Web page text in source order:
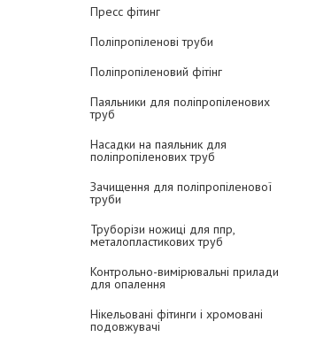
Пресс фітинг
Поліпропіленові труби
Поліпропіленовий фітінг
Паяльники для поліпропіленових
труб
Насадки на паяльник для
поліпропіленових труб
Зачищення для поліпропіленової
труби
Труборізи ножиці для ппр,
металопластикових труб
Контрольно-вимірювальні прилади
для опалення
Нікельовані фітинги і хромовані
подовжувачі